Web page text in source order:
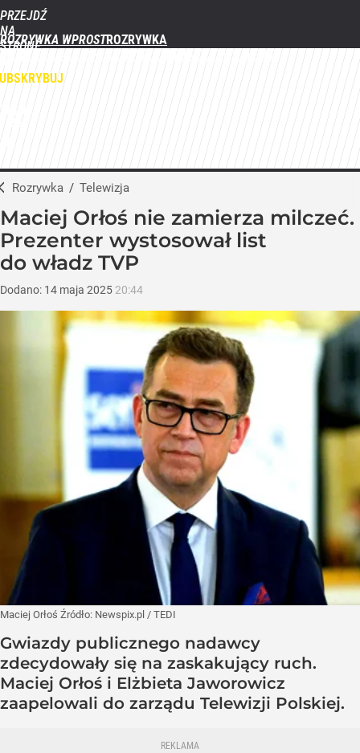
PRZEJDŹ
NA
STRONĘ
WPROST.PL
ROZRYWKA WPROST
Rozrywka / Telewizja
Maciej Orłoś nie zamierza milczeć.
Prezenter wystosował list
do władz TVP
Dodano: 14 maja 2025 20:44
Maciej Orłoś Źródło: Newspix.pl / TEDI
Gwiazdy publicznego nadawcy
zdecydowały się na zaskakujący ruch.
Maciej Orłoś i Elżbieta Jaworowicz
zaapelowali do zarządu Telewizji Polskiej.